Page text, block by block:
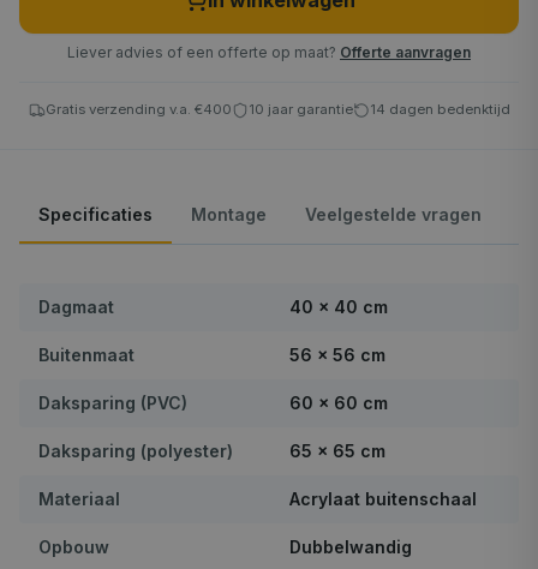
140×140 cm
80×250 cm
130×160 cm
100×220 cm
80×280 cm
150×150 cm
100×230 cm
105×230 cm
130×190 cm
Liever advies of een offerte op maat? Offerte aanvragen
Gratis verzending v.a. €400 10 jaar garantie 14 dagen bedenktijd
Specificaties Montage Veelgestelde vragen
Dagmaat 40 × 40 cm
Buitenmaat 56 × 56 cm
Daksparing (PVC) 60 × 60 cm
Daksparing (polyester) 65 × 65 cm
Materiaal Acrylaat buitenschaal
Opbouw Dubbelwandig